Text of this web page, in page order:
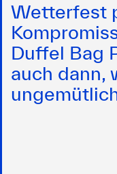
Wetterfest
Duffel Bag
auch dann,